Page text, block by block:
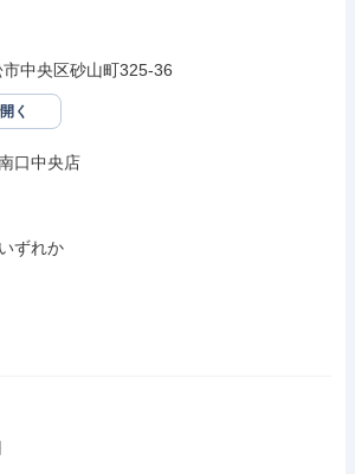
中央区砂山町325-36
く
口中央店
ずれか